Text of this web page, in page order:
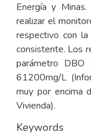
Energía y
realizar el
respectivo con
consistente. Los
parámetro
61200mg/L
muy por encima
Vivienda).
Keywords